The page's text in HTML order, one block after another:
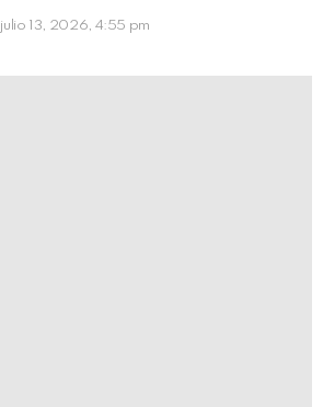
julio 13, 2026, 4:55 pm